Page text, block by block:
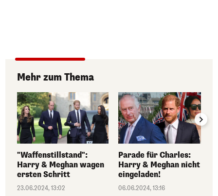
Mehr zum Thema
"Waffenstillstand":
Harry & Meghan wagen
ersten Schritt
23.06.2024, 13:02
Parade für Charles:
Harry & Meghan nicht
eingeladen!
06.06.2024, 13:16